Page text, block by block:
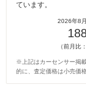
ています。
2026年8
（前月比：
※上記はカーセンサー掲
的に、査定価格は小売価